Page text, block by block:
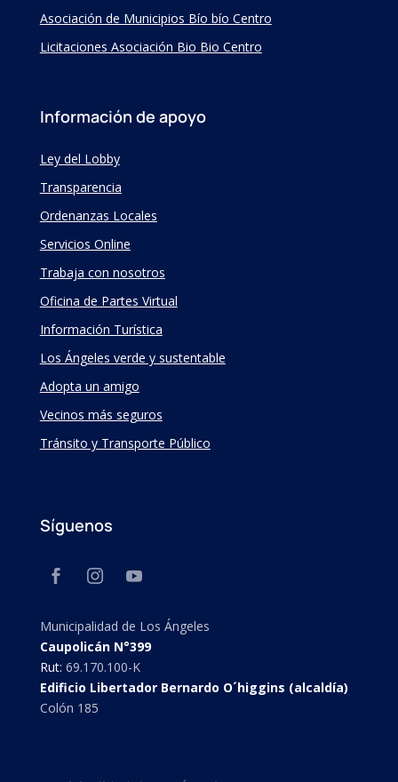
Asociación de Municipios Bío bío Centro
Licitaciones Asociación Bio Bio Centro
Información de apoyo
Ley del Lobby
Transparencia
Ordenanzas Locales
Servicios Online
Trabaja con nosotros
Oficina de Partes Virtual
Información Turística
Los Ángeles verde y sustentable
Adopta un amigo
Vecinos más seguros
Tránsito y Transporte Público
Síguenos
Municipalidad de Los Ángeles
Caupolicán N°399
Rut: 69.170.100-K
Edificio Libertador Bernardo O´higgins (alcaldía)
Colón 185